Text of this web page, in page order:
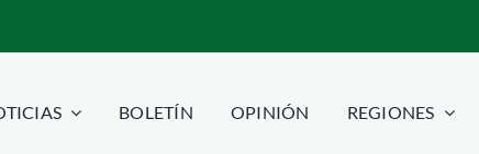
BOLETÍN OPINIÓN REGIONES